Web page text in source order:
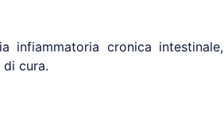
infiammatoria cronica intestinale,
cura.